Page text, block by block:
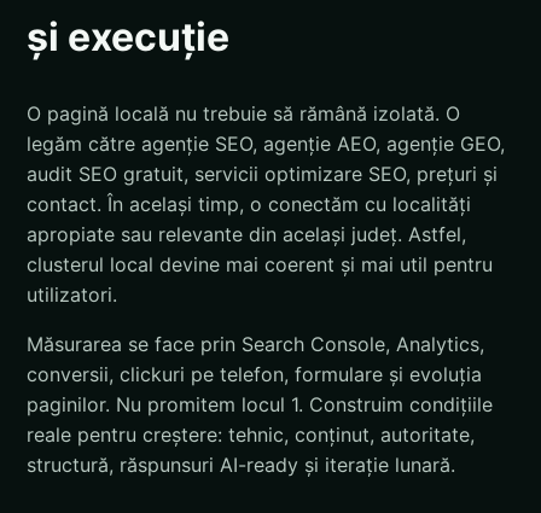
și execuție
O pagină locală nu trebuie să rămână izolată. O
legăm către agenție SEO, agenție AEO, agenție GEO,
audit SEO gratuit, servicii optimizare SEO, prețuri și
contact. În același timp, o conectăm cu localități
apropiate sau relevante din același județ. Astfel,
clusterul local devine mai coerent și mai util pentru
utilizatori.
Măsurarea se face prin Search Console, Analytics,
conversii, clickuri pe telefon, formulare și evoluția
paginilor. Nu promitem locul 1. Construim condițiile
reale pentru creștere: tehnic, conținut, autoritate,
structură, răspunsuri AI-ready și iterație lunară.